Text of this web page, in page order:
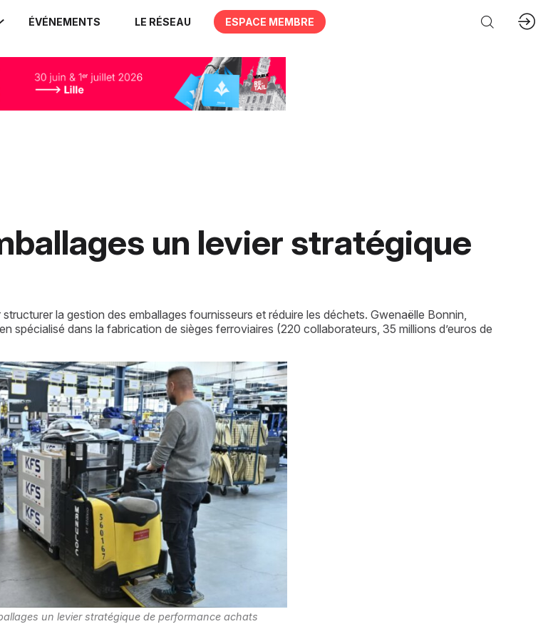
ÉVÉNEMENTS LE RÉSEAU ESPACE MEMBRE
un levier stratégique
la gestion des emballages fournisseurs et réduire les déchets. Gwenaëlle Bonnin,
spécialisé dans la fabrication de sièges ferroviaires (220 collaborateurs, 35 millions d’euros de
un levier stratégique de performance achats